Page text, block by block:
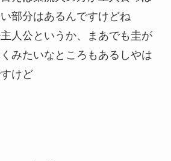
部分はあるんですけどね
人公というか、まあでも圭が
みたいなところもあるしやは
けど